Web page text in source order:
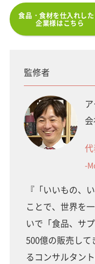
食品・食材を仕入れし
企業様はこちら
監修者
-
『「いいもの、
ことで、世界を
いで「食品、サ
500億の販売し
るコンサルタン